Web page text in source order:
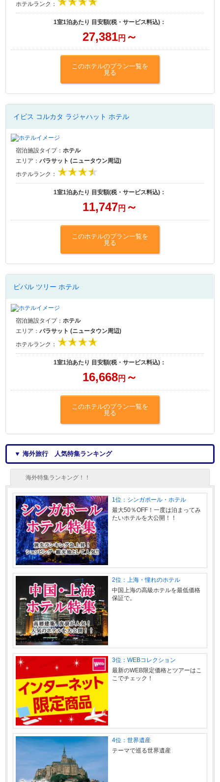
ホテルランク：
1室1泊あたり 目安額(税・サービス料込)：
27,381円 ～
このホテルのプラン一覧を
見る
イビス コルカタ ラジャハット ホテル
宿泊施設タイプ：ホテル
エリア：バラサット (ニュータウン周辺)
ホテルランク：
1室1泊あたり 目安額(税・サービス料込)：
11,747円 ～
このホテルのプラン一覧を
見る
ピパル ツリー ホテル
宿泊施設タイプ：ホテル
エリア：バラサット (ニュータウン周辺)
ホテルランク：
1室1泊あたり 目安額(税・サービス料込)：
16,668円 ～
このホテルのプラン一覧を
見る
▼ 海外旅行 人気特集ランキング
海外特集ランキング！！
1位：シンガポール・ホテル
最大50％OFF！一度は泊まってみ
たいホテルを大公開！！
2位：上海・憧れのホテル
中国上海の高級ホテルを最低価格
保証で。
3位：WEBコレクション
最新のWEB限定価格とツアーはこ
こでチェック！
4位：世界遺産
テーマで巡る世界遺産